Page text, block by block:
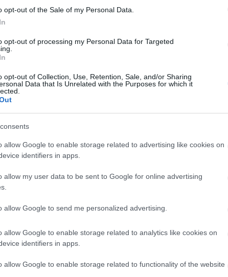
opt-out of the Sale of my Personal Data.
opt-out of processing my Personal Data for Targeted
opt-out of Collection, Use, Retention, Sale, and/or Sharing
Data that Is Unrelated with the Purposes for which it
allow Google to enable storage related to advertising like cookies on
identifiers in apps.
allow my user data to be sent to Google for online advertising
allow Google to send me personalized advertising.
allow Google to enable storage related to analytics like cookies on
identifiers in apps.
allow Google to enable storage related to functionality of the website
que los de Lopetegui seguirán teniendo una
contra las cuerdas a cualquiera, gracias a un
por el balón y el fútbol ofensivo no se negocia.
temporada seguida en el Top 6?
y quedar entre los 6 primeros para seguir jugando
Los de Imanol cuentan con una plantilla joven que
a cualquiera.
Marcos Acuña; Fernando, Papu Gómez
Ocampos.